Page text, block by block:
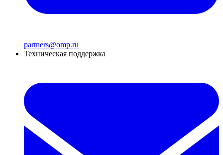
partners@omp.ru
Техническая поддержка